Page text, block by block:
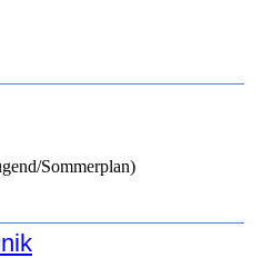
Sommerplan)